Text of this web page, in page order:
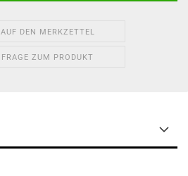
AUF DEN MERKZETTEL
FRAGE ZUM PRODUKT